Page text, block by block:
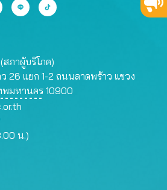
สภาผู้บริโภค)
ว 26 แยก 1-2 ถนนลาดพร้าว แขวง
พมหานคร 10900
น.)